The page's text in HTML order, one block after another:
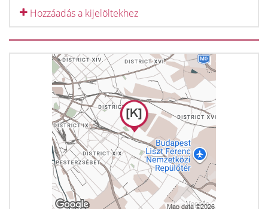
Hozzáadás a kijelöltekhez